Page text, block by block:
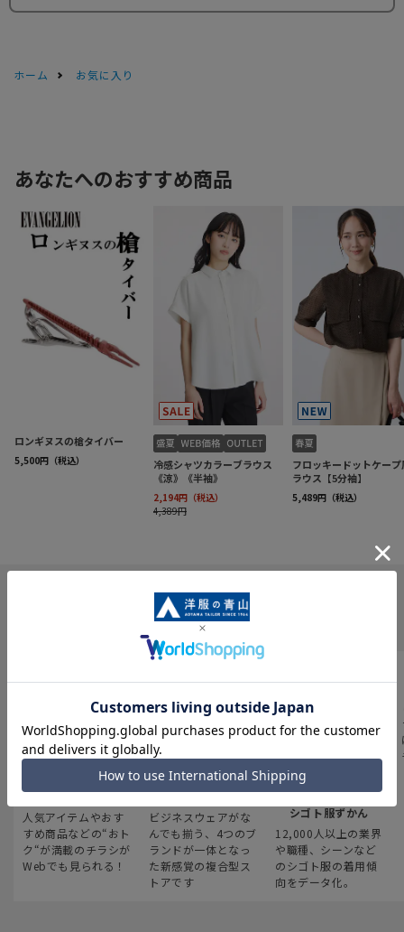
ホーム お気に入り
INFORMATION
最新のお買い得情報
人気アイテムやおす
すめ商品などの“おト
ク“が満載のチラシが
Webでも見られる！
スーツスクエア
ビジネスウェアがな
んでも揃う、4つのブ
ランドが一体となっ
た新感覚の複合型ス
トアです
みんなの
シゴト服ずかん
12,000人以上の業界
や職種、シーンなど
のシゴト服の着用傾
向をデータ化。